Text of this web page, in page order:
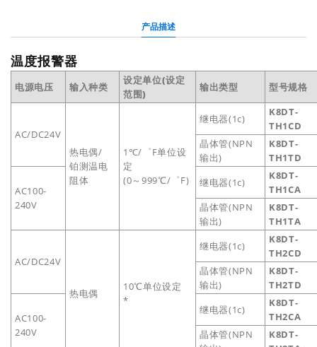
产品描述
温度报警器
电源电压 输入种类
设定单位(设定
范围)
输出类型 型号规格
AC/DC24V
热电偶/
铂测温电
阻体
1℃/゜F单位设
定
(0～999℃/゜F)
继电器(1c)
K8DT-
TH1CD
晶体管(NPN
输出)
K8DT-
TH1TD
AC100-
240V
继电器(1c)
K8DT-
TH1CA
晶体管(NPN
输出)
K8DT-
TH1TA
AC/DC24V
热电偶
10℃单位设定
*
继电器(1c)
K8DT-
TH2CD
晶体管(NPN
输出)
K8DT-
TH2TD
AC100-
240V
继电器(1c)
K8DT-
TH2CA
晶体管(NPN
K8DT-